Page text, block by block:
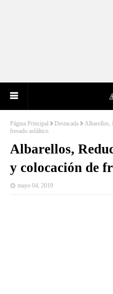
Página Principal Destacada
Albarellos,
fresado asfáltico
Albarellos,
y colocación de
mayo 04, 2019